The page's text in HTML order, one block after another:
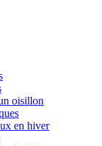
oisillon
en hiver